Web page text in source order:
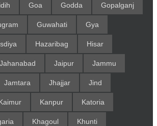
Goa Godda Gopalganj
Guwahati Gya
Hazaribag Hisar
Jahanabad Jaipur Jammu
Jamtara Jhajjar Jind
Kanpur Katoria
Khagoul Khunti